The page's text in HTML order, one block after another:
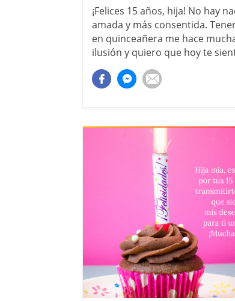
¡Felices 15 años, hija! No hay
amada y más consentida.
en quinceañera me hace
ilusión y quiero que hoy te